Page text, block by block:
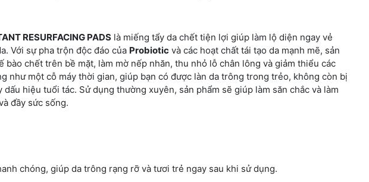
RESURFACING PADS là miếng tẩy da chết tiện lợi giúp làm lộ diện ngay vẻ
Với sự pha trộn độc đáo của Probiotic và các hoạt chất tái tạo da mạnh mẽ, sản
bào chết trên bề mặt, làm mờ nếp nhăn, thu nhỏ lỗ chân lông và giảm thiểu các
như một cỗ máy thời gian, giúp bạn có được làn da trông trong trẻo, không còn bị
hiệu tuổi tác. Sử dụng thường xuyên, sản phẩm sẽ giúp làm săn chắc và làm
đầy sức sống.
chóng, giúp da trông rạng rỡ và tươi trẻ ngay sau khi sử dụng.